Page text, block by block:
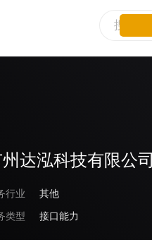
州达泓科技有限公司
行业
其他
类型
接口能力